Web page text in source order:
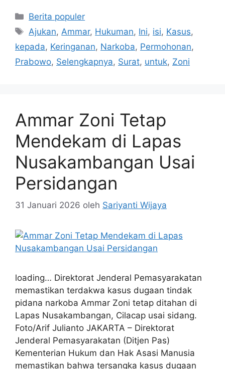
Kategori
Berita populer
Tag
Ajukan, Ammar, Hukuman, Ini, isi, Kasus,
kepada, Keringanan, Narkoba, Permohonan,
Prabowo, Selengkapnya, Surat, untuk, Zoni
Ammar Zoni Tetap
Mendekam di Lapas
Nusakambangan Usai
Persidangan
31 Januari 2026 oleh Sariyanti Wijaya
loading… Direktorat Jenderal Pemasyarakatan
memastikan terdakwa kasus dugaan tindak
pidana narkoba Ammar Zoni tetap ditahan di
Lapas Nusakambangan, Cilacap usai sidang.
Foto/Arif Julianto JAKARTA – Direktorat
Jenderal Pemasyarakatan (Ditjen Pas)
Kementerian Hukum dan Hak Asasi Manusia
memastikan bahwa tersangka kasus dugaan